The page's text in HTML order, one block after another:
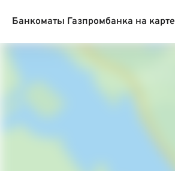
Банкоматы Газпромбанка на карте